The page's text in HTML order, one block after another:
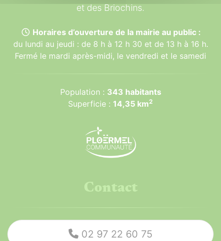
et des Briochins.
Horaires d’ouverture de la mairie au public :
du lundi au jeudi : de 8 h à 12 h 30 et de 13 h à 16 h.
Fermé le mardi après-midi, le vendredi et le samedi
Population : 343 habitants
Superficie : 14,35 km2
Contact
02 97 22 60 75